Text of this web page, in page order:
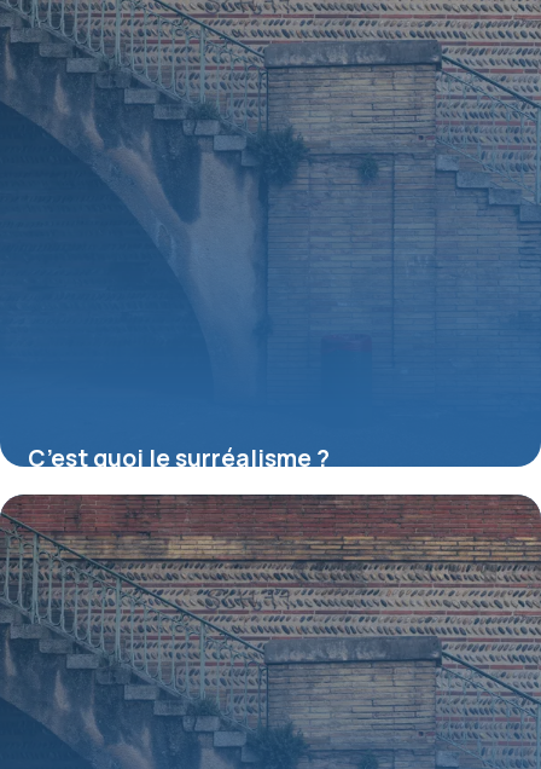
C’est quoi le surréalisme ?
16 juillet 2026